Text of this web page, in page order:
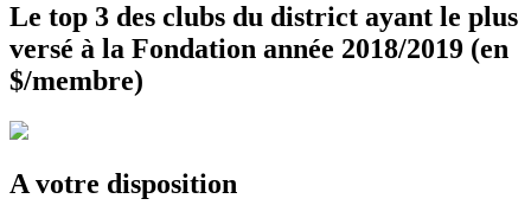
Le top 3 des clubs du district ayant le plus
versé à la Fondation année 2018/2019 (en
$/membre)
A votre disposition